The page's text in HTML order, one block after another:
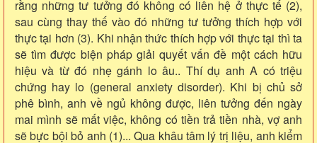
rằng những tư tưởng đó không có liên hệ ở thực tế (2),
sau cùng thay thế vào đó những tư tưởng thích hợp với
thực tại hơn (3). Khi nhận thức thích hợp với thực tại thì ta
sẽ tìm được biện pháp giải quyết vấn đề một cách hữu
hiệu và từ đó nhẹ gánh lo âu.. Thí dụ anh A có triệu
chứng hay lo (general anxiety disorder). Khi bị chủ sở
phê bình, anh về ngủ không được, liên tưởng đến ngày
mai mình sẽ mất việc, không có tiền trả tiền nhà, vợ anh
sẽ bực bội bỏ anh (1)... Qua khâu tâm lý trị liệu, anh kiểm